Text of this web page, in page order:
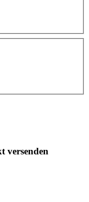
versenden